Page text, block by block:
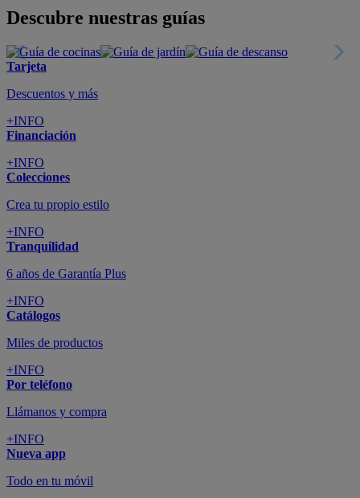
Descubre nuestras guías
Tarjeta
Descuentos y más
+INFO
Financiación
+INFO
Colecciones
Crea tu propio estilo
+INFO
Tranquilidad
6 años de Garantía Plus
+INFO
Catálogos
Miles de productos
+INFO
Por teléfono
Llámanos y compra
+INFO
Nueva app
Todo en tu móvil